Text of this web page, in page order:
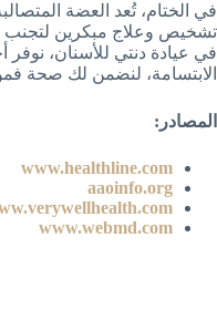
في الختام، تُعد العضة
تشخيص وعلاج مبكرين لتجنب
في عيادة دنتي للأسنان،
الابتسامة، لنضمن لك صحة
المصادر:
www.healthline.com
aaoinfo.org
www.webmd.com